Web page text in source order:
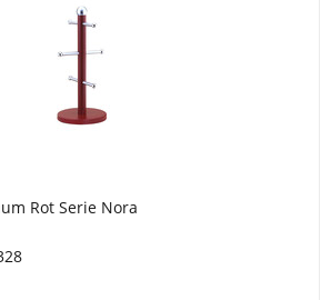
Rot Serie Nora